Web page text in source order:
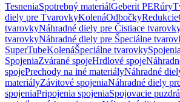
TesneniaSpotrebný materiálGeberit PERúry
diely pre TvarovkyKolenáOdbočkyRedukcie
tvarovkyNáhradné diely pre Čistiace
tvarovkyNáhradné diely pre Špeciálne
SuperTubeKolenáŠpeciálne tvarovkySpojenia
SpojeniaZvárané spojeHrdlové spoje
spojePrechody na iné materiályNáhradné
materiályZávitové spojeniaNáhradné diely
spojeniaPripojenia spojeniaSpojovacie puzdrá